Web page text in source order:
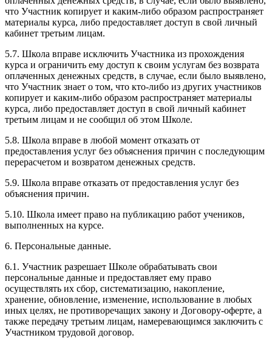
что Участник копирует и каким-либо образом распространяет
материалы курса, либо предоставляет доступ в свой личный
кабинет третьим лицам.
5.7. Школа вправе исключить Участника из прохождения
курса и ограничить ему доступ к своим услугам без возврата
оплаченных денежных средств, в случае, если было выявлено,
что Участник знает о том, что кто-либо из других участников
копирует и каким-либо образом распространяет материалы
курса, либо предоставляет доступ в свой личный кабинет
третьим лицам и не сообщил об этом Школе.
5.8. Школа вправе в любой момент отказать от
предоставления услуг без объяснения причин с последующим
перерасчетом и возвратом денежных средств.
5.9. Школа вправе отказать от предоставления услуг без
объяснения причин.
5.10. Школа имеет право на публикацию работ учеников,
выполненных на курсе.
6. Персональные данные.
6.1. Участник разрешает Школе обрабатывать свои
персональные данные и предоставляет ему право
осуществлять их сбор, систематизацию, накопление,
хранение, обновление, изменение, использование в любых
иных целях, не противоречащих закону и Договору-оферте, а
также передачу третьим лицам, намеревающимся заключить с
Участником трудовой договор.